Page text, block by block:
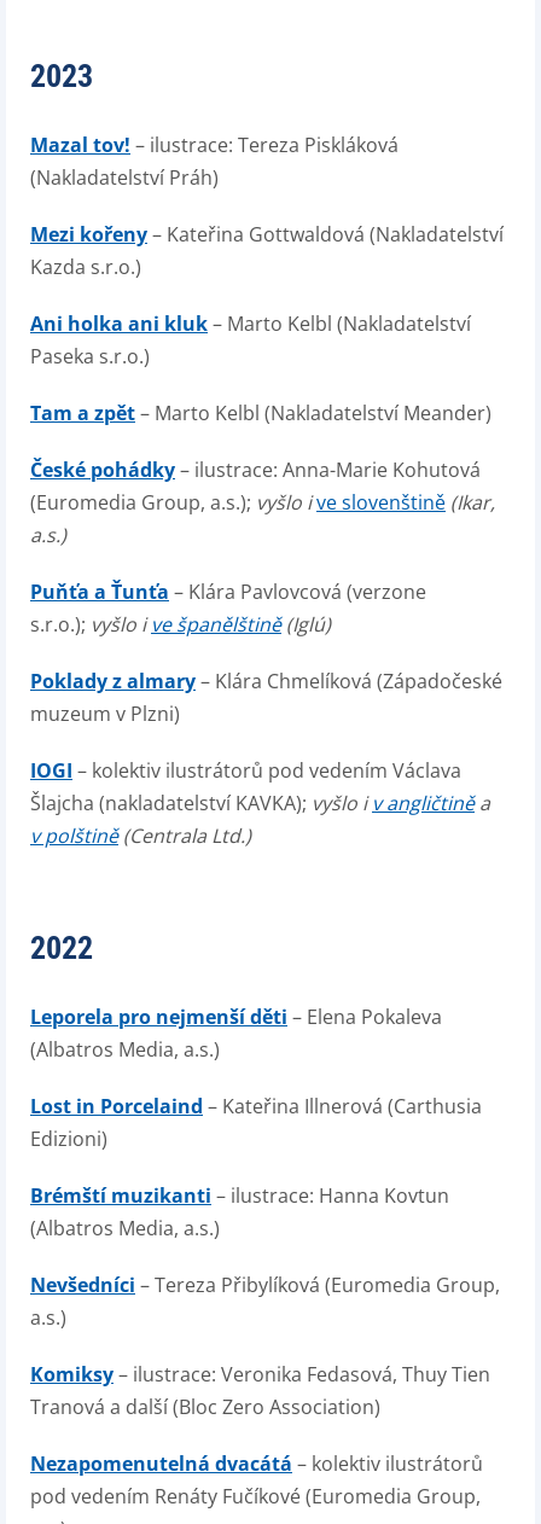
2023
Mazal tov! – ilustrace: Tereza Piskláková
(Nakladatelství Práh)
Mezi kořeny– Kateřina Gottwaldová (Nakladatelství
Kazda s.r.o.)
Ani holka ani kluk– Marto Kelbl (Nakladatelství
Paseka s.r.o.)
Tam a zpět– Marto Kelbl (Nakladatelství Meander)
České pohádky– ilustrace: Anna-Marie Kohutová
(Euromedia Group, a.s.); vyšlo ive slovenštině (Ikar,
a.s.)
Puňťa a Ťunťa – Klára Pavlovcová (verzone
s.r.o.); vyšlo ive španělštině(Iglú)
Poklady z almary– Klára Chmelíková (Západočeské
muzeum v Plzni)
IOGI – kolektiv ilustrátorů pod vedením Václava
Šlajcha (nakladatelství KAVKA); vyšlo iv angličtiněa
v polštině(Centrala Ltd.)
2022
Leporela pro nejmenší děti – Elena Pokaleva
(Albatros Media, a.s.)
Lost in Porcelaind – Kateřina Illnerová (Carthusia
Edizioni)
Brémští muzikanti – ilustrace: Hanna Kovtun
(Albatros Media, a.s.)
Nevšedníci – Tereza Přibylíková (Euromedia Group,
a.s.)
Komiksy– ilustrace: Veronika Fedasová, Thuy Tien
Tranová a další (Bloc Zero Association)
Nezapomenutelná dvacátá – kolektiv ilustrátorů
pod vedením Renáty Fučíkové (Euromedia Group,